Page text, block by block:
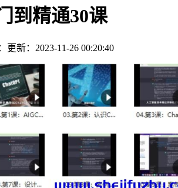
到精通30课
更新：2023-11-26 00:20:40